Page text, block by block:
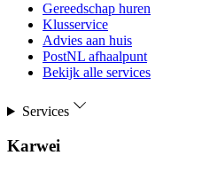
Gereedschap huren
Klusservice
Advies aan huis
PostNL afhaalpunt
Bekijk alle services
Services
Karwei